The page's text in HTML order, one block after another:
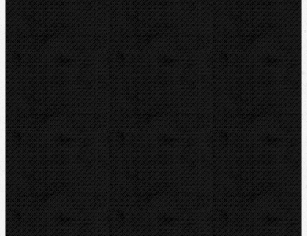
BernzOmatiC
CBC
NIPO
REED
REMS